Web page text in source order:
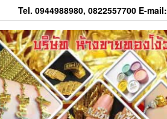
Tel. 0944988980, 0822557700 E-mail: